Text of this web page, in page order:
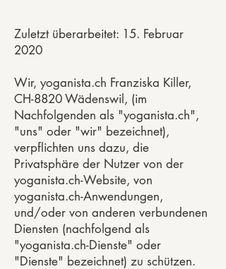
Zuletzt überarbeitet: 15. Februar
2020
Wir, yoganista.ch Franziska Killer,
CH-8820 Wädenswil, (im
Nachfolgenden als "yoganista.ch",
"uns" oder "wir" bezeichnet),
verpflichten uns dazu, die
Privatsphäre der Nutzer von der
yoganista.ch-Website, von
yoganista.ch-Anwendungen,
und/oder von anderen verbundenen
Diensten (nachfolgend als
"yoganista.ch-Dienste" oder
"Dienste" bezeichnet) zu schützen.